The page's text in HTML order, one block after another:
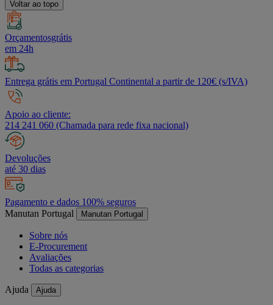
Voltar ao topo
Orçamentosgrátis
em 24h
Entrega grátis em Portugal Continental a partir de 120€ (s/IVA)
Apoio ao cliente:
214 241 060 (Chamada para rede fixa nacional)
Devoluções
até 30 dias
Pagamento e dados 100% seguros
Manutan Portugal
Manutan Portugal
Sobre nós
E-Procurement
Avaliações
Todas as categorias
Ajuda Ajuda